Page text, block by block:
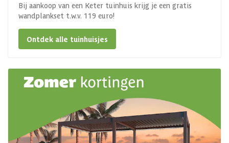
Bij aankoop van een Keter tuinhuis krijg je een gratis
wandplankset t.w.v. 119 euro!
Ontdek alle tuinhuisjes